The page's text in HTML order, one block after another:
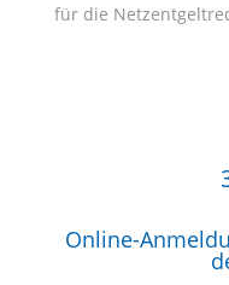
für die
Online-